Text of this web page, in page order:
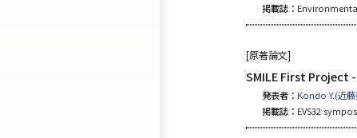
掲載誌：
[原著論文]
SMILE First
発表者： Kondo Y.(近
掲載誌： EVS32